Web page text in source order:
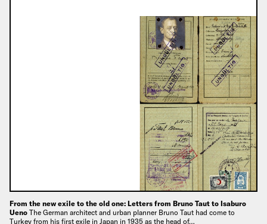
From the new exile to the old one: Letters from Bruno Taut to Isaburo
Ueno The German architect and urban planner Bruno Taut had come to
Turkey from his first exile in Japan in 1935 as the head of…